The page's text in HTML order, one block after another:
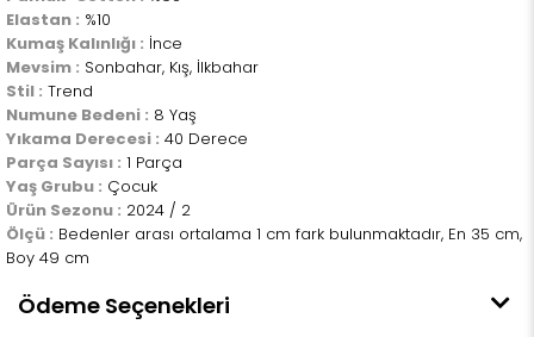
Elastan : %10
Kumaş Kalınlığı : İnce
Mevsim : Sonbahar, Kış, İlkbahar
Stil : Trend
Numune Bedeni : 8 Yaş
Yıkama Derecesi : 40 Derece
Parça Sayısı : 1 Parça
Yaş Grubu : Çocuk
Ürün Sezonu : 2024 / 2
Ölçü : Bedenler arası ortalama 1 cm fark bulunmaktadır, En 35 cm,
Boy 49 cm
Ödeme Seçenekleri